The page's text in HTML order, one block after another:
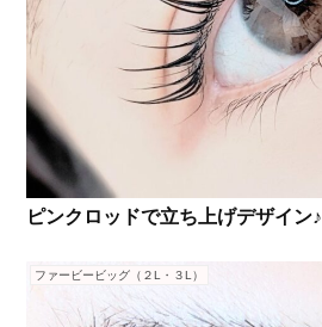
ピンクロッドで立ち上げデザイン♪
ファービービッグ（２L・３L）